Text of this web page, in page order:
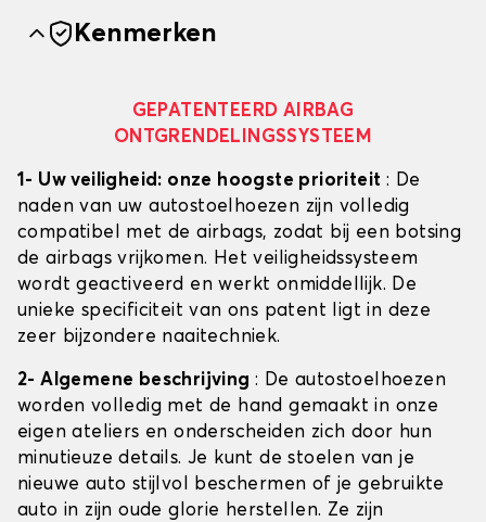
Kenmerken
GEPATENTEERD AIRBAG
ONTGRENDELINGSSYSTEEM
1- Uw veiligheid: onze hoogste prioriteit : De
naden van uw autostoelhoezen zijn volledig
compatibel met de airbags, zodat bij een botsing
de airbags vrijkomen. Het veiligheidssysteem
wordt geactiveerd en werkt onmiddellijk. De
unieke specificiteit van ons patent ligt in deze
zeer bijzondere naaitechniek.
2- Algemene beschrijving : De autostoelhoezen
worden volledig met de hand gemaakt in onze
eigen ateliers en onderscheiden zich door hun
minutieuze details. Je kunt de stoelen van je
nieuwe auto stijlvol beschermen of je gebruikte
auto in zijn oude glorie herstellen. Ze zijn